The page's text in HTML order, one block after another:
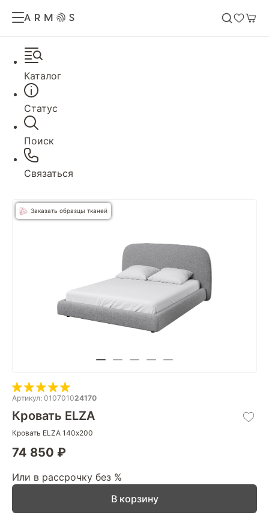
Каталог
Статус
Поиск
Связаться
Заказать образцы тканей
Артикул: 010701024170
Кровать ELZA
Кровать ELZA 140х200
74 850 ₽
Или в рассрочку без %
В корзину